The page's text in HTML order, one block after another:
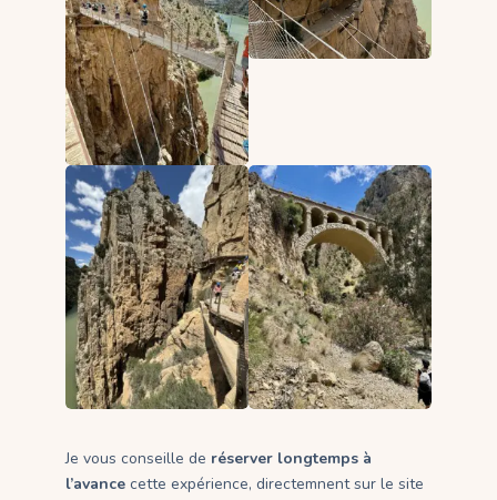
Je vous conseille de réserver longtemps à
l’avance cette expérience, directemnent sur le site